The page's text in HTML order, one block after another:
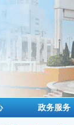
政务服务